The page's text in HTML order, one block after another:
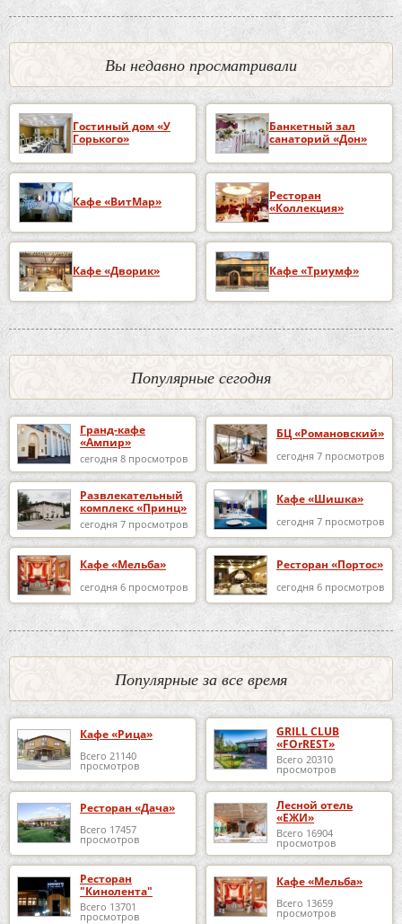
Вы недавно просматривали
Гостиный дом «У
Горького»
Банкетный зал
санаторий «Дон»
Кафе «ВитМар»
Ресторан
«Коллекция»
Кафе «Дворик» Кафе «Триумф»
Популярные сегодня
Гранд-кафе
«Ампир»
сегодня 8 просмотров
БЦ «Романовский»
сегодня 7 просмотров
Развлекательный
комплекс «Принц»
сегодня 7 просмотров
Кафе «Шишка»
сегодня 7 просмотров
Кафе «Мельба»
сегодня 6 просмотров
Ресторан «Портос»
сегодня 6 просмотров
Популярные за все время
Кафе «Рица»
Всего 21140
просмотров
GRILL CLUB
«FOrREST»
Всего 20310
просмотров
Ресторан «Дача»
Всего 17457
просмотров
Лесной отель
«ЕЖИ»
Всего 16904
просмотров
Ресторан
"Кинолента"
Всего 13701
просмотров
Кафе «Мельба»
Всего 13659
просмотров